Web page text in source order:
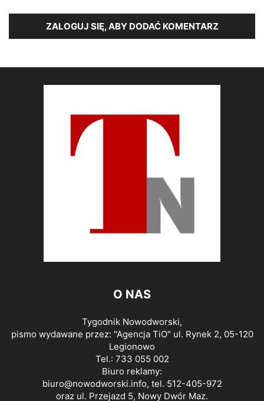
ZALOGUJ SIĘ, ABY DODAĆ KOMENTARZ
O NAS
Tygodnik Nowodworski,
pismo wydawane przez: "Agencja TiO" ul. Rynek 2, 05-120
Legionowo
Tel.: 733 055 002
Biuro reklamy:
biuro@nowodworski.info, tel. 512-405-972
oraz ul. Przejazd 5, Nowy Dwór Maz.